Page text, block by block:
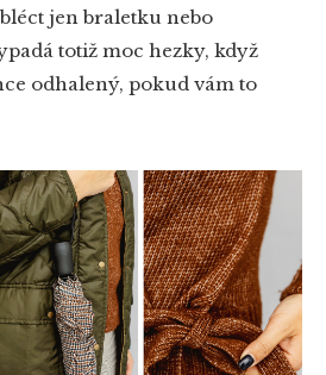
jen braletku nebo
totiž moc hezky, když
odhalený, pokud vám to